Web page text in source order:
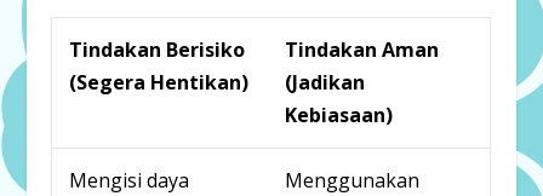
Tindakan Berisiko
(Segera Hentikan)
Tindakan Aman
(Jadikan
Kebiasaan)
Mengisi daya
Menggunakan